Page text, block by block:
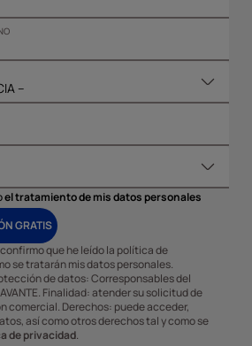
el tratamiento de mis datos personales
GRATIS
que he leído la política de
se tratarán mis datos personales.
de datos: Corresponsables del
Finalidad: atender su solicitud de
comercial. Derechos: puede acceder,
así como otros derechos tal y como se
de privacidad.